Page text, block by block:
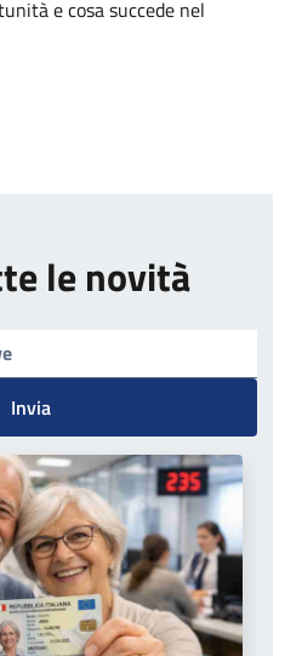
e cosa succede nel
le novità
Invia